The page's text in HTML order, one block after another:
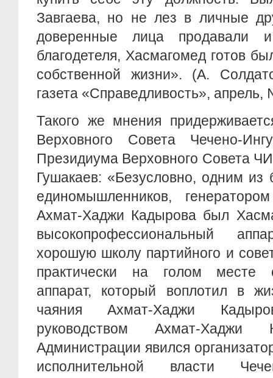
Завгаева, но не лез в личные
доверенные лица продавали
благодетеля, Хасмагомед готов
собственной жизни». (А.
газета «Справедливость», апрель,
Такого же мнения
Верховного Совета Чечено-
Президиума Верховного Совета
Гушакаев: «Безусловно, одним из
единомышленников,
Ахмат-Хаджи Кадырова был
высокопрофессиональный
хорошую школу партийного и
практически на голом месте
аппарат, который воплотил в
чаяния Ахмат-Хаджи
руководством Ахмат-Хаджи
Администрации явился
исполнительной власти